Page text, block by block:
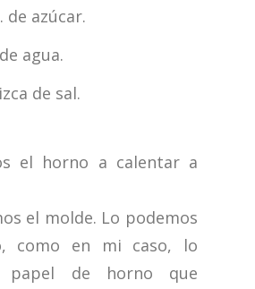
de azúcar.
agua.
de sal.
el horno a calentar a
el molde. Lo podemos
como en mi caso, lo
de horno que